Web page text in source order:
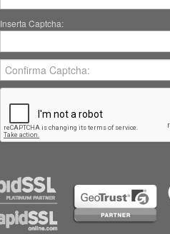
Inserta Captcha: